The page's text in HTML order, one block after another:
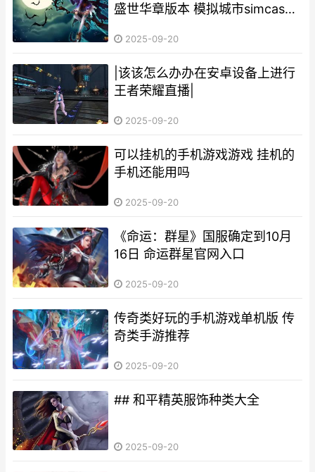
盛世华章版本 模拟城市simcash
2025-09-20
|该该怎么办办在安卓设备上进行
王者荣耀直播|
2025-09-20
可以挂机的手机游戏游戏 挂机的
手机还能用吗
2025-09-20
《命运：群星》国服确定到10月
16日 命运群星官网入口
2025-09-20
传奇类好玩的手机游戏单机版 传
奇类手游推荐
2025-09-20
## 和平精英服饰种类大全
2025-09-20